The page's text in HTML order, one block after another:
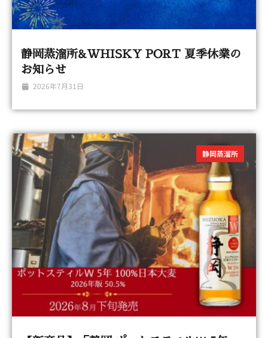
静岡蒸溜所&WHISKY PORT 夏季休業の
お知らせ
2026年7月31日
静岡蒸溜所